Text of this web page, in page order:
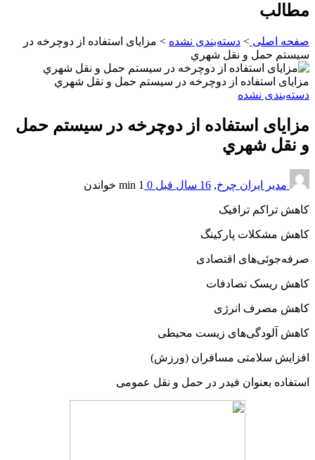
مطالب
صفحه اصلی > دسته‌بندی نشده > مزایای استفاده از دوچرخه در
سيستم حمل و نقل شهري
مزایای استفاده از دوچرخه در سيستم حمل و نقل شهري
دسته‌بندی نشده
مزایای استفاده از دوچرخه در سيستم حمل
و نقل شهري
مدیر ایران چرخ, 16 سال قبل 0
1 min خواندن
کاهش تراکم ترافیک
کاهش مشکلات پارکینگ
صرفه‌جوئی‌های اقتصادی
کاهش ریسک تصادفات
کاهش مصرف انرژی
کاهش آلودگی‌های زیست محیطی
افزایش سلامتی مسافران (ورزش)
استفاده بعنوان فیدر در حمل و نقل عمومی